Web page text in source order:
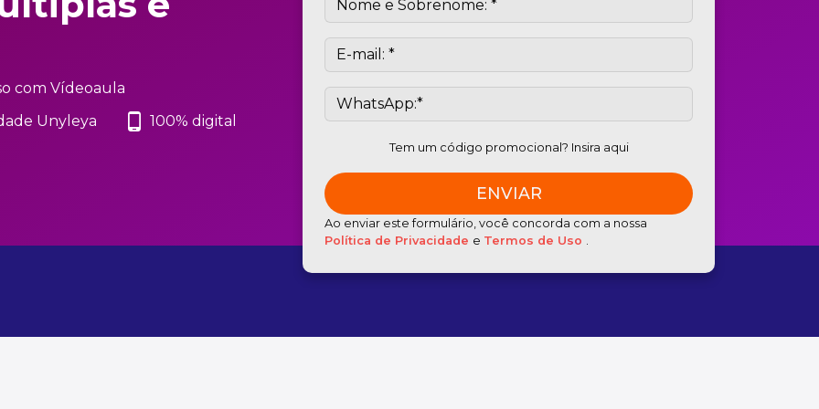
com Vídeoaula
Unyleya phone_android 100% digital
Tem um código promocional? Insira aqui
Ao enviar este formulário, você concorda com a nossa
Política de Privacidade e Termos de Uso